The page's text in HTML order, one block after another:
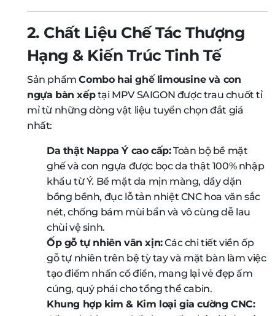
2. Chất Liệu Chế Tác Thượng
Hạng & Kiến Trúc Tinh Tế
Sản phẩmCombo hai ghế limousine và con
ngựa bàn xếptại MPV SAIGON được trau chuốt tỉ
mỉ từ những dòng vật liệu tuyển chọn đắt giá
nhất:
Da thật Nappa Ý cao cấp:Toàn bộ bề mặt
ghế và con ngựa được bọc da thật 100% nhập
khẩu từ Ý. Bề mặt da mịn màng, dầy dặn
bồng bềnh, đục lỗ tản nhiệt CNC hoa văn sắc
nét, chống bám mùi bẩn và vô cùng dễ lau
chùi vệ sinh.
Ốp gỗ tự nhiên vân xịn:Các chi tiết viền ốp
gỗ tự nhiên trên bệ tỳ tay và mặt bàn làm việc
tạo điểm nhấn cổ điển, mang lại vẻ đẹp ấm
cúng, quý phái cho tổng thể cabin.
Khung hợp kim & Kim loại gia cường CNC: